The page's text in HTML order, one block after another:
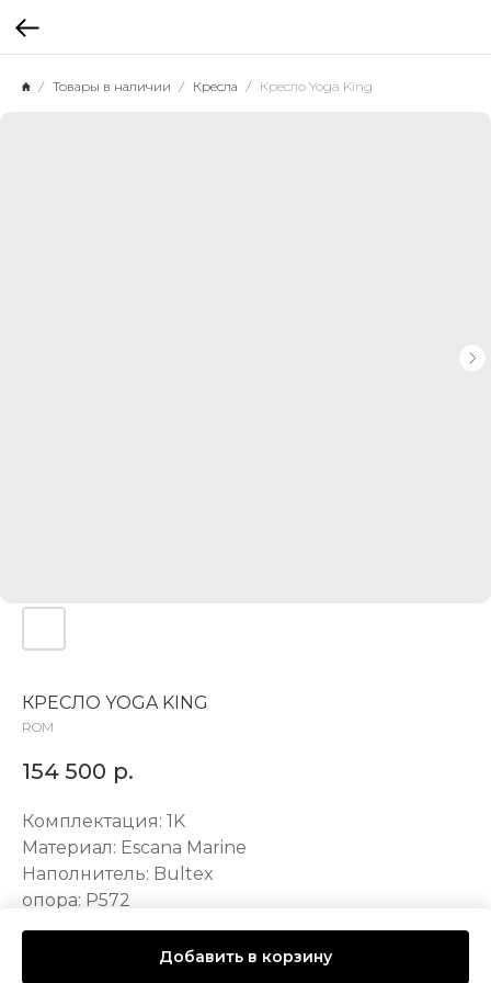
Товары в наличии Кресла Кресло Yoga King
КРЕСЛО YOGA KING
ROM
154 500 р.
Добавить в корзину
Комплектация: 1K
Материал: Escana Marine
Наполнитель: Bultex
опора: P572
LxWxH: 94x107x104 mm